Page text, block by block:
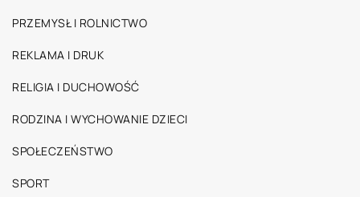
PRZEMYSŁ I ROLNICTWO
REKLAMA I DRUK
RELIGIA I DUCHOWOŚĆ
RODZINA I WYCHOWANIE DZIECI
SPOŁECZEŃSTWO
SPORT